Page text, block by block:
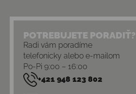
POTREBUJETE PORADIŤ?
Radi vám poradíme
telefonicky alebo e-mailom
Po-Pi 9:00 – 16:00
+421 948 123 802